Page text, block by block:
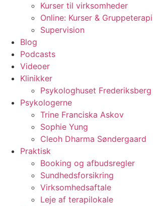
Kurser til virksomheder
Online: Kurser & Gruppeterapi
Supervision
Blog
Podcasts
Videoer
Klinikker
Psykologhuset Frederiksberg
Psykologerne
Trine Franciska Askov
Sophie Yung
Cleoh Dharma Søndergaard
Praktisk
Booking og afbudsregler
Sundhedsforsikring
Virksomhedsaftale
Leje af terapilokale